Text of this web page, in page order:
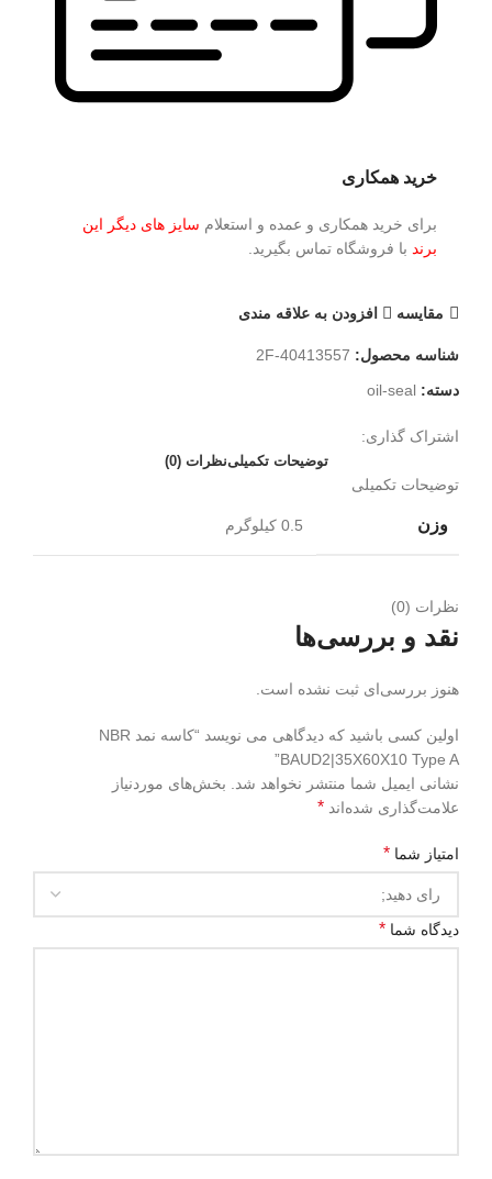
خرید همکاری
برای خرید همکاری و عمده و استعلام سایز های دیگر این
برند با فروشگاه تماس بگیرید.
مقايسه افزودن به علاقه مندی
شناسه محصول: 2F-40413557
دسته: oil-seal
اشتراک گذاری:
توضیحات تکمیلینظرات (0)
توضیحات تکمیلی
وزن 0.5 کیلوگرم
نظرات (0)
نقد و بررسی‌ها
هنوز بررسی‌ای ثبت نشده است.
اولین کسی باشید که دیدگاهی می نویسد “کاسه نمد NBR
BAUD2|35X60X10 Type A”
نشانی ایمیل شما منتشر نخواهد شد.
بخش‌های موردنیاز
علامت‌گذاری شده‌اند *
امتیاز شما *
دیدگاه شما *